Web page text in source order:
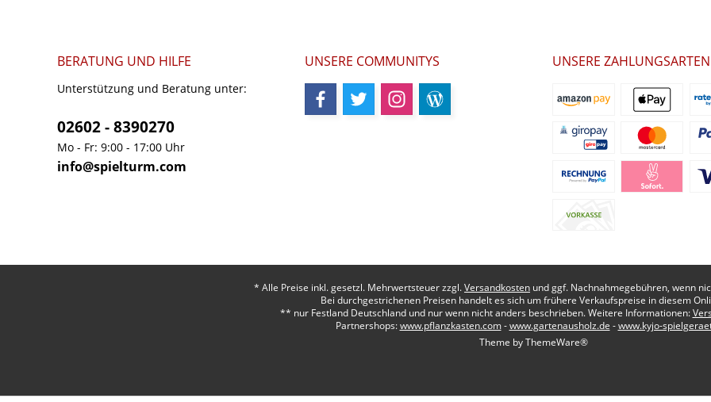
BERATUNG UND HILFE
Unterstützung und Beratung unter:
02602 - 8390270
Mo - Fr: 9:00 - 17:00 Uhr
info@spielturm.com
UNSERE COMMUNITYS UNSERE ZAHLUNGSARTEN
* Alle Preise inkl. gesetzl. Mehrwertsteuer zzgl.Versandkosten und ggf. Nachnahmegebühren, wenn
Bei durchgestrichenen Preisen handelt es sich um frühere Verkaufspreise in diesem
** nur Festland Deutschland und nur wenn nicht anders beschrieben. Weitere Informationen:
Partnershops:www.pflanzkasten.com-www.gartenausholz.de -www.kyjo-
Theme byThemeWare®